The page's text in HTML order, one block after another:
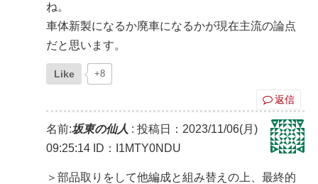
ね。
車体新製になるか廃車になるかが現在主流の論点
だと思います。
Like +8
返信
名前:坂東の仙人 : 投稿日：2023/11/06(月)
09:25:14 ID：I1MTY0NDU
＞部品取りをして他編成と組み替えの上、最終的